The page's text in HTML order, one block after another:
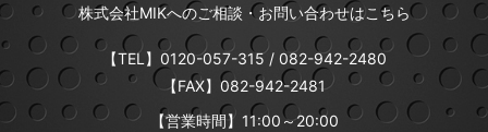
株式会社MIKへのご相談・お問い合わせはこちら
【TEL】 0120-057-315/ 082-942-2480
【FAX】082-942-2481
【営業時間】11:00～20:00